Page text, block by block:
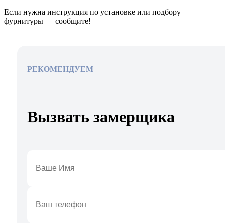
Если нужна инструкция по установке или подбору
фурнитуры — сообщите!
РЕКОМЕНДУЕМ
Вызвать замерщика